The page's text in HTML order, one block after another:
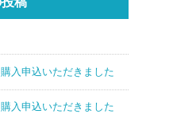
入申込いただきました
入申込いただきました